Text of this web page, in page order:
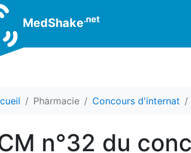
MedShake.net
Pharmacie Concours d'internat
n°32 du